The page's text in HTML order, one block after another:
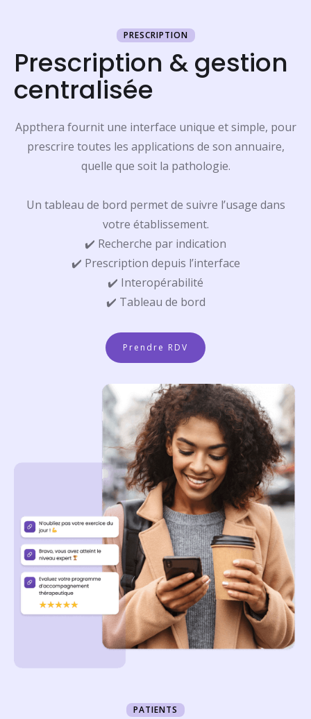
PRESCRIPTION
Prescription & gestion
centralisée
Appthera fournit une interface unique et simple, pour
prescrire toutes les applications de son annuaire,
quelle que soit la pathologie.
Un tableau de bord permet de suivre l’usage dans
votre établissement.
✔️ Recherche par indication
✔️ Prescription depuis l’interface
✔️ Interopérabilité
✔️ Tableau de bord
Prendre RDV
PATIENTS